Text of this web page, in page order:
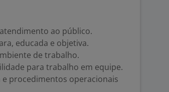
ao público.
educada e objetiva.
de trabalho.
para trabalho em equipe.
procedimentos operacionais